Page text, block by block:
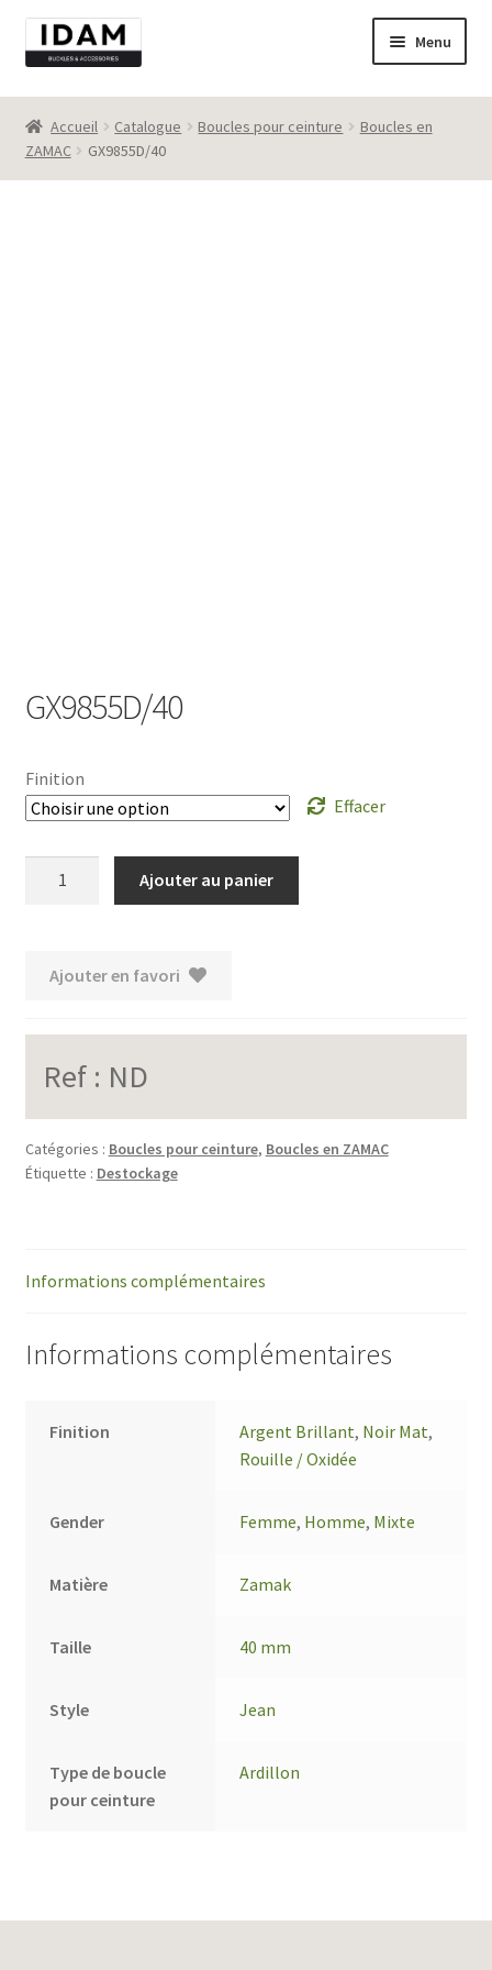
Aller
à
Aller
au
Menu
Catalogue
New
Accueil Catalogue Boucles pour ceinture
Boucles en
ZAMAC
GX9855D/40
GX9855D/40
Finition
Effacer
Ajouter au panier
Ajouter en favori
Ref : ND
Catégories : Boucles pour ceinture, Boucles en ZAMAC
Étiquette : Destockage
Informations complémentaires
Informations complémentaires
Finition Argent Brillant, Noir Mat,
Rouille / Oxidée
Gender Femme, Homme, Mixte
Matière Zamak
Taille 40 mm
Style Jean
Type de boucle
pour ceinture
Ardillon